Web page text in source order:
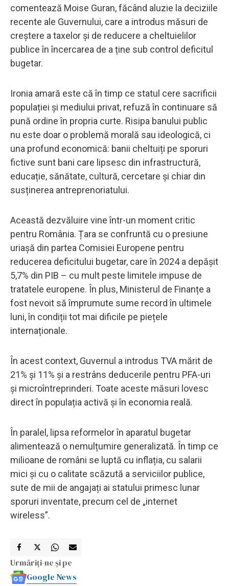
comentează Moise Guran, făcând aluzie la deciziile
recente ale Guvernului, care a introdus măsuri de
creștere a taxelor și de reducere a cheltuielilor
publice în încercarea de a ține sub control deficitul
bugetar.
Ironia amară este că în timp ce statul cere sacrificii
populației și mediului privat, refuză în continuare să
pună ordine în propria curte. Risipa banului public
nu este doar o problemă morală sau ideologică, ci
una profund economică: banii cheltuiți pe sporuri
fictive sunt bani care lipsesc din infrastructură,
educație, sănătate, cultură, cercetare și chiar din
susținerea antreprenoriatului.
Această dezvăluire vine într-un moment critic
pentru România. Țara se confruntă cu o presiune
uriașă din partea Comisiei Europene pentru
reducerea deficitului bugetar, care în 2024 a depășit
5,7% din PIB – cu mult peste limitele impuse de
tratatele europene. În plus, Ministerul de Finanțe a
fost nevoit să împrumute sume record în ultimele
luni, în condiții tot mai dificile pe piețele
internaționale.
În acest context, Guvernul a introdus TVA mărit de
21% și 11% și a restrâns deducerile pentru PFA-uri
și microîntreprinderi. Toate aceste măsuri lovesc
direct în populația activă și în economia reală.
În paralel, lipsa reformelor în aparatul bugetar
alimentează o nemulțumire generalizată. În timp ce
milioane de români se luptă cu inflația, cu salarii
mici și cu o calitate scăzută a serviciilor publice,
sute de mii de angajați ai statului primesc lunar
sporuri inventate, precum cel de „internet
wireless”.
Urmăriți-ne și pe
Google News